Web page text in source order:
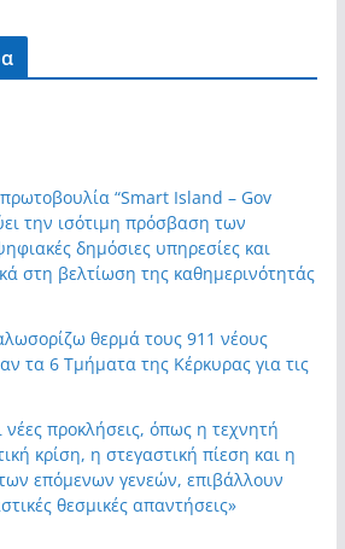
“Smart Island – Gov
την ισότιμη πρόσβαση των
δημόσιες υπηρεσίες και
στη βελτίωση της καθημερινότητάς
θερμά τους 911 νέους
τα 6 Τμήματα της Κέρκυρας για τις
νέες προκλήσεις, όπως η τεχνητή
κρίση, η στεγαστική πίεση και η
επόμενων γενεών, επιβάλλουν
θεσμικές απαντήσεις»